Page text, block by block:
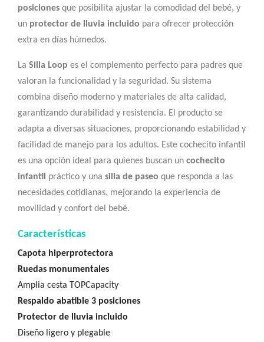
posiciones que posibilita ajustar la comodidad del bebé, y
un protector de lluvia incluido para ofrecer protección
extra en días húmedos.
La Silla Loop es el complemento perfecto para padres que
valoran la funcionalidad y la seguridad. Su sistema
combina diseño moderno y materiales de alta calidad,
garantizando durabilidad y resistencia. El producto se
adapta a diversas situaciones, proporcionando estabilidad y
facilidad de manejo para los adultos. Este cochecito infantil
es una opción ideal para quienes buscan un cochecito
infantil práctico y una silla de paseo que responda a las
necesidades cotidianas, mejorando la experiencia de
movilidad y confort del bebé.
Características
Capota hiperprotectora
Ruedas monumentales
Amplia cesta TOPCapacity
Respaldo abatible 3 posiciones
Protector de lluvia incluido
Diseño ligero y plegable